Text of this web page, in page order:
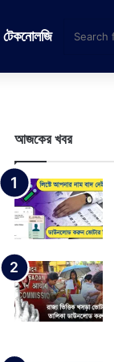
টেকনোলজি
আজকের খবর